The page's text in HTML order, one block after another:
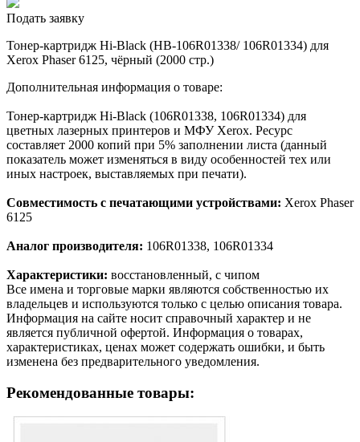
Подать заявку
Тонер-картридж Hi-Black (HB-106R01338/ 106R01334) для
Xerox Phaser 6125, чёрный (2000 стр.)
Дополнительная информация о товаре:
Тонер-картридж Hi-Black (106R01338, 106R01334) для
цветных лазерных принтеров и МФУ Xerox. Ресурс
составляет 2000 копий при 5% заполнении листа (данный
показатель может изменяться в виду особенностей тех или
иных настроек, выставляемых при печати).
Совместимость с печатающими устройствами: Xerox Phaser
6125
Аналог производителя: 106R01338, 106R01334
Характеристики: восстановленный, с чипом
Все имена и торговые марки являются собственностью их
владельцев и используются только с целью описания товара.
Информация на сайте носит справочный характер и не
является публичной офертой. Информация о товарах,
характеристиках, ценах может содержать ошибки, и быть
изменена без предварительного уведомления.
Рекомендованные товары: